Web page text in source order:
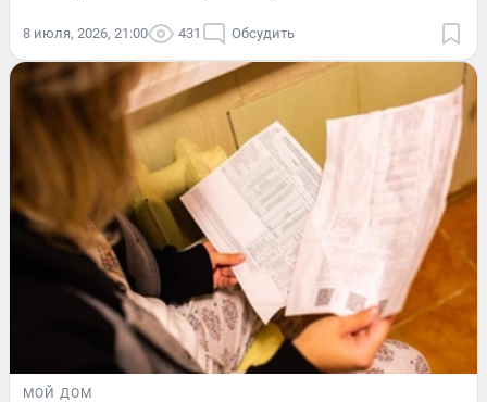
8 июля, 2026, 21:00 431 Обсудить
МОЙ ДОМ